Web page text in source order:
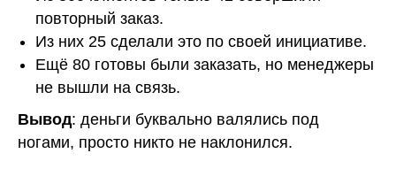
повторный заказ.
Из них 25 сделали это по своей инициативе.
Ещё 80 готовы были заказать, но менеджеры
не вышли на связь.
Вывод: деньги буквально валялись под
ногами, просто никто не наклонился.